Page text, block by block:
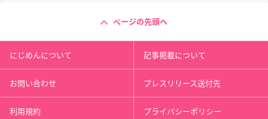
ページの先頭へ
にじめんについて 記事掲載について
お問い合わせ プレスリリース送付先
利用規約 プライバシーポリシー